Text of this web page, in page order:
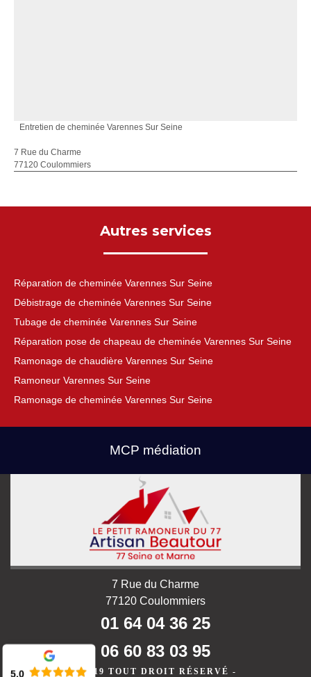
Entretien de cheminée Varennes Sur Seine
7 Rue du Charme
77120 Coulommiers
Autres services
Réparation de cheminée Varennes Sur Seine
Débistrage de cheminée Varennes Sur Seine
Tubage de cheminée Varennes Sur Seine
Réparation pose de chapeau de cheminée Varennes Sur Seine
Ramonage de chaudière Varennes Sur Seine
Ramoneur Varennes Sur Seine
Ramonage de cheminée Varennes Sur Seine
MCP médiation
7 Rue du Charme
77120 Coulommiers
01 64 04 36 25
06 60 83 03 95
©2019 TOUT DROIT RÉSERVÉ -
5.0